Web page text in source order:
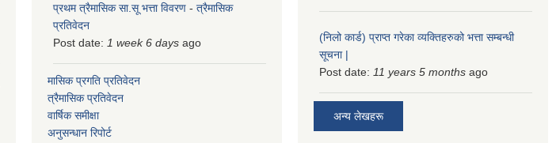
प्रथम त्रैमासिक सा.सू भत्ता विवरण - त्रैमासिक
प्रतिवेदन
Post date: 1 week 6 days ago
मासिक प्रगति प्रतिवेदन
त्रैमासिक प्रतिवेदन
वार्षिक समीक्षा
अनुसन्धान रिपोर्ट
(निलो कार्ड) प्राप्त गरेका व्यक्तिहरुको भत्ता सम्बन्धी
सूचना |
Post date: 11 years 5 months ago
अन्य लेखहरू